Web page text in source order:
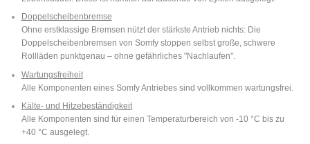
Doppelscheibenbremse
Ohne erstklassige Bremsen nützt der stärkste Antrieb nichts: Die
Doppelscheibenbremsen von Somfy stoppen selbst große, schwere
Rollläden punktgenau – ohne gefährliches "Nachlaufen".
Wartungsfreiheit
Alle Komponenten eines Somfy Antriebes sind vollkommen wartungsfrei.
Kälte- und Hitzebeständigkeit
Alle Komponenten sind für einen Temperaturbereich von -10 °C bis zu
+40 °C ausgelegt.